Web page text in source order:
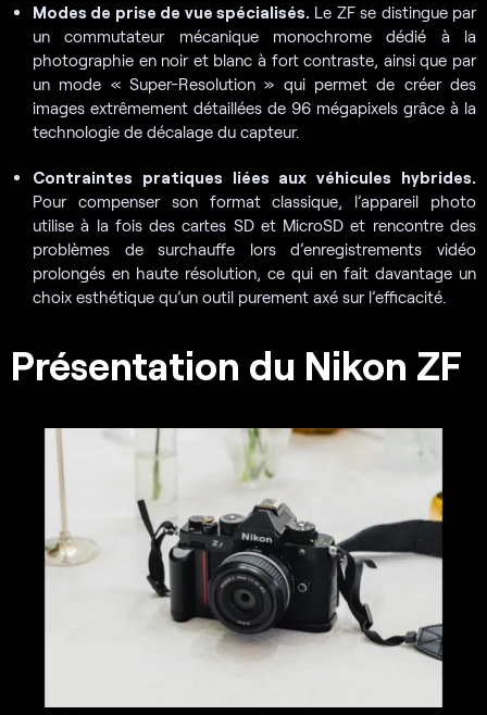
Modes de prise de vue spécialisés. Le ZF se distingue par
un commutateur mécanique monochrome dédié à la
photographie en noir et blanc à fort contraste, ainsi que par
un mode « Super-Resolution » qui permet de créer des
images extrêmement détaillées de 96 mégapixels grâce à la
technologie de décalage du capteur.
Contraintes pratiques liées aux véhicules hybrides.
Pour compenser son format classique, l’appareil photo
utilise à la fois des cartes SD et MicroSD et rencontre des
problèmes de surchauffe lors d’enregistrements vidéo
prolongés en haute résolution, ce qui en fait davantage un
choix esthétique qu’un outil purement axé sur l’efficacité.
Présentation du Nikon ZF